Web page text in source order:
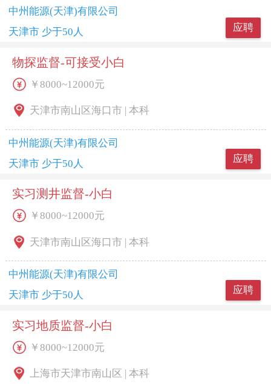
应聘
中州能源(天津)有限公司
天津市 少于50人
物探监督-可接受小白
应聘
￥8000~12000元
天津市南山区海口市 | 本科
中州能源(天津)有限公司
天津市 少于50人
实习测井监督-小白
应聘
￥8000~12000元
天津市南山区海口市 | 本科
中州能源(天津)有限公司
天津市 少于50人
实习地质监督-小白
￥8000~12000元
上海市天津市南山区 | 本科